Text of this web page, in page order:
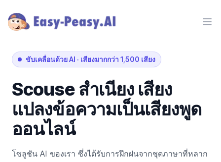
ขับเคลื่อนด้วย AI · เสียงมากกว่า 1,500 เสียง
Scouse สำเนียง เสียง
แปลงข้อความเป็นเสียงพูด
ออนไลน์
โซลูชัน AI ของเรา ซึ่งได้รับการฝึกฝนจากชุดภาษาที่หลาก